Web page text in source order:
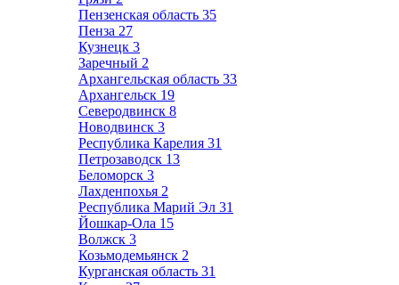
Пензенская область 35
Пенза 27
Кузнецк 3
Заречный 2
Архангельская область 33
Архангельск 19
Северодвинск 8
Новодвинск 3
Республика Карелия 31
Петрозаводск 13
Беломорск 3
Лахденпохья 2
Республика Марий Эл 31
Йошкар-Ола 15
Волжск 3
Козьмодемьянск 2
Курганская область 31